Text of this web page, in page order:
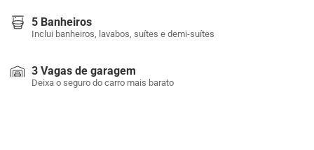
5 Banheiros
Inclui banheiros, lavabos, suítes e demi-suítes
3 Vagas de garagem
Deixa o seguro do carro mais barato